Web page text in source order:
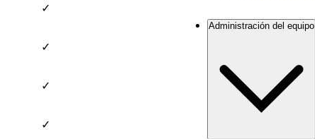
✓
✓
✓
✓
Administración del equipo